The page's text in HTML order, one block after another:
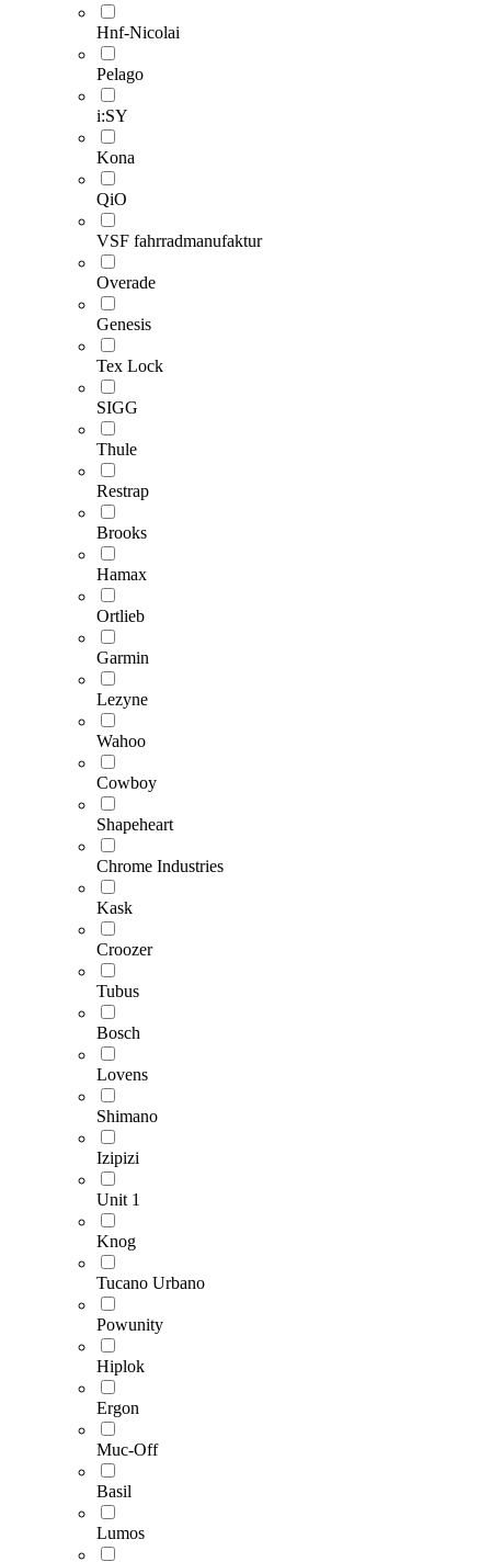
Hnf-Nicolai
Pelago
i:SY
Kona
QiO
VSF fahrradmanufaktur
Overade
Genesis
Tex Lock
SIGG
Thule
Restrap
Brooks
Hamax
Ortlieb
Garmin
Lezyne
Wahoo
Cowboy
Shapeheart
Chrome Industries
Kask
Croozer
Tubus
Bosch
Lovens
Shimano
Izipizi
Unit 1
Knog
Tucano Urbano
Powunity
Hiplok
Ergon
Muc-Off
Basil
Lumos